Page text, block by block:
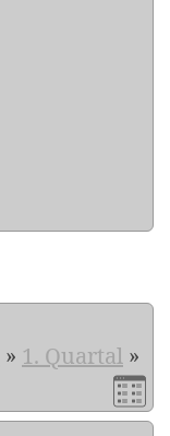
» 1. Quartal »